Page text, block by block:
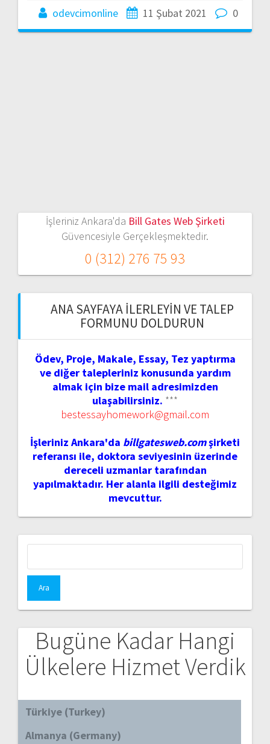
odevcimonline 11 Şubat 2021 0
İşleriniz Ankara'da Bill Gates Web Şirketi
Güvencesiyle Gerçekleşmektedir.
0 (312) 276 75 93
ANA SAYFAYA İLERLEYIN VE TALEP
FORMUNU DOLDURUN
Ödev, Proje, Makale, Essay, Tez yaptırma
ve diğer talepleriniz konusunda yardım
almak için bize mail adresimizden
ulaşabilirsiniz. ***
bestessayhomework@gmail.com
İşleriniz Ankara'da billgatesweb.comşirketi
referansı ile, doktora seviyesinin üzerinde
dereceli uzmanlar tarafından
yapılmaktadır. Her alanla ilgili desteğimiz
mevcuttur.
Bugüne Kadar Hangi
Ülkelere Hizmet Verdik
Türkiye (Turkey)
Almanya (Germany)